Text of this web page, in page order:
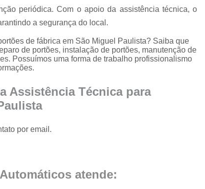
Conserto de Portão de
Conserto
Empresa de
Empresa de Manutenção de Portão
Empresa de
Empresa de
Empresa de
periódica. Com o apoio da assistência técnica, o
a segurança do local.
de fábrica em São Miguel Paulista? Saiba que
de portões, instalação de portões, manutenção de
Possuímos uma forma de trabalho profissionalismo
Assistência Técnica para
por email.
atende: